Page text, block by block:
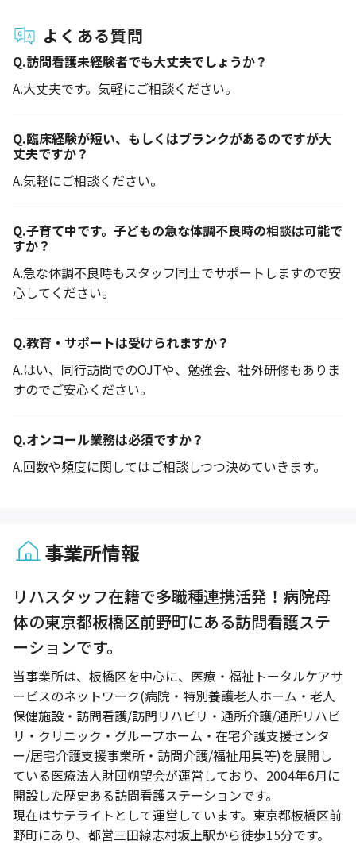
よくある質問
Q.訪問看護未経験者でも大丈夫でしょうか？
A.大丈夫です。気軽にご相談ください。
Q.臨床経験が短い、もしくはブランクがあるのですが大
丈夫ですか？
A.気軽にご相談ください。
Q.子育て中です。子どもの急な体調不良時の相談は可能で
すか？
A.急な体調不良時もスタッフ同士でサポートしますので安
心してください。
Q.教育・サポートは受けられますか？
A.はい、同行訪問でのOJTや、勉強会、社外研修もありま
すのでご安心ください。
Q.オンコール業務は必須ですか？
A.回数や頻度に関してはご相談しつつ決めていきます。
事業所情報
リハスタッフ在籍で多職種連携活発！病院母
体の東京都板橋区前野町にある訪問看護ステ
ーションです。
当事業所は、板橋区を中心に、医療・福祉トータルケアサ
ービスのネットワーク(病院・特別養護老人ホーム・老人
保健施設・訪問看護/訪問リハビリ・通所介護/通所リハビ
リ・クリニック・グループホーム・在宅介護支援センタ
ー/居宅介護支援事業所・訪問介護/福祉用具等)を展開し
ている医療法人財団朔望会が運営しており、2004年6月に
開設した歴史ある訪問看護ステーションです。
現在はサテライトとして運営しています。東京都板橋区前
野町にあり、都営三田線志村坂上駅から徒歩15分です。